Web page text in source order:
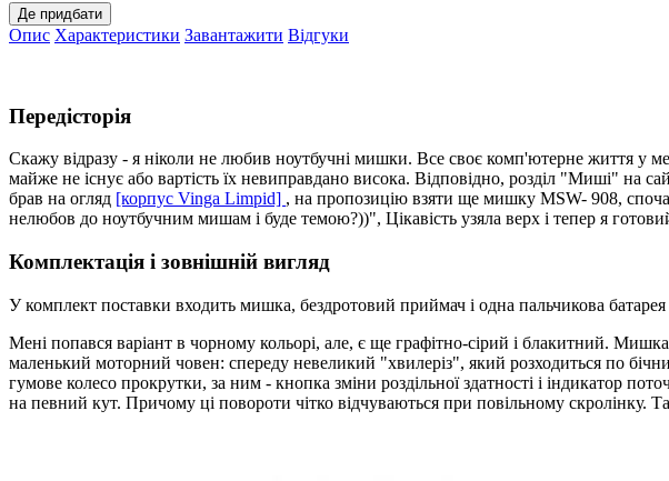
Де придбати
Опис Характеристики Завантажити Відгуки
Передісторія
Скажу відразу - я ніколи не любив ноутбучні мишки. Все своє комп'ютерне життя
майже не існує або вартість їх невиправдано висока. Відповідно, розділ "Миші" на
брав на огляд [корпус Vinga Limpid] , на пропозицію взяти ще мишку MSW- 908,
нелюбов до ноутбучним мишам і буде темою?))", Цікавість узяла верх і тепер я
Комплектація і зовнішній вигляд
У комплект поставки входить мишка, бездротовий приймач і одна пальчикова
Мені попався варіант в чорному кольорі, але, є ще графітно-сірий і блакитний.
маленький моторний човен: спереду невеликий "хвилеріз", який розходиться по
гумове колесо прокрутки, за ним - кнопка зміни роздільної здатності і індикатор
на певний кут. Причому ці повороти чітко відчуваються при повільному скролінку.